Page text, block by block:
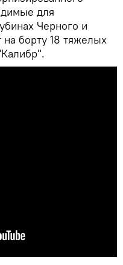
для
Черного и
борту 18 тяжелых